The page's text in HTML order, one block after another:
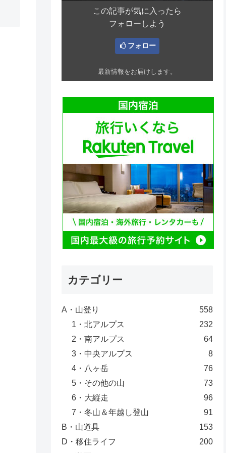
この記事が気に入ったら
フォローしよう
フォロー
最新情報をお届けします。
カテゴリー
A・山登り
558
1・北アルプス
232
2・南アルプス
64
3・中央アルプス
8
4・八ヶ岳
76
5・その他の山
73
6・大縦走
96
7・冬山＆年越し登山
91
B・山道具
153
D・移住ライフ
200